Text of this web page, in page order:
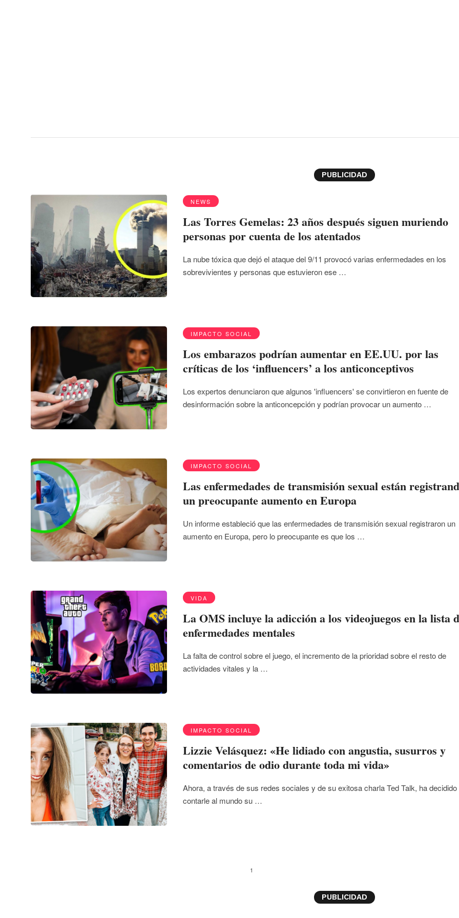
PUBLICIDAD
NEWS
Las Torres Gemelas: 23 años después siguen muriendo
personas por cuenta de los atentados
La nube tóxica que dejó el ataque del 9/11 provocó varias enfermedades en los
sobrevivientes y personas que estuvieron ese …
IMPACTO SOCIAL
Los embarazos podrían aumentar en EE.UU. por las
críticas de los ‘influencers’ a los anticonceptivos
Los expertos denunciaron que algunos 'influencers' se convirtieron en fuente de
desinformación sobre la anticoncepción y podrían provocar un aumento …
IMPACTO SOCIAL
Las enfermedades de transmisión sexual están
un preocupante aumento en Europa
Un informe estableció que las enfermedades de transmisión sexual registraron un
aumento en Europa, pero lo preocupante es que los …
VIDA
La OMS incluye la adicción a los videojuegos en la lista
enfermedades mentales
La falta de control sobre el juego, el incremento de la prioridad sobre el resto de
actividades vitales y la …
IMPACTO SOCIAL
Lizzie Velásquez: «He lidiado con angustia, susurros y
comentarios de odio durante toda mi vida»
Ahora, a través de sus redes sociales y de su exitosa charla Ted Talk, ha decidido
contarle al mundo su …
1
PUBLICIDAD